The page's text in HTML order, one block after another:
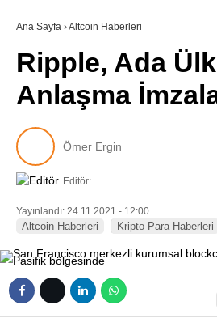
SÖZLÜK
Ana Sayfa ›Altcoin Haberleri
Ripple, Ada
Anlaşma
Ömer Ergin
Editör:
Yayınlandı: 24.11.2021 - 12:00
Altcoin Haberleri Kripto Para Haberleri